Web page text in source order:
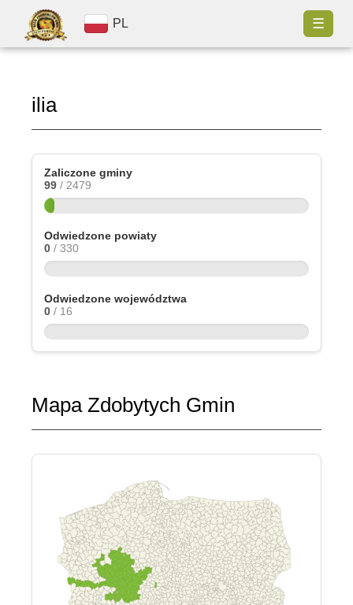
PL ☰
ilia
Zaliczone gminy
99 / 2479
Odwiedzone powiaty
0 / 330
Odwiedzone województwa
0 / 16
Mapa Zdobytych Gmin